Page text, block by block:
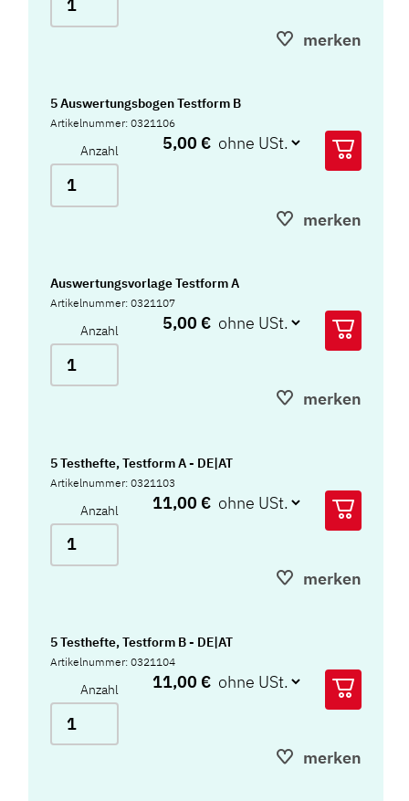
merken
5 Auswertungsbogen Testform B
Artikelnummer: 0321106
Anzahl 5,00 €
merken
Auswertungsvorlage Testform A
Artikelnummer: 0321107
Anzahl 5,00 €
merken
5 Testhefte, Testform A - DE|AT
Artikelnummer: 0321103
Anzahl 11,00 €
merken
5 Testhefte, Testform B - DE|AT
Artikelnummer: 0321104
Anzahl 11,00 €
merken